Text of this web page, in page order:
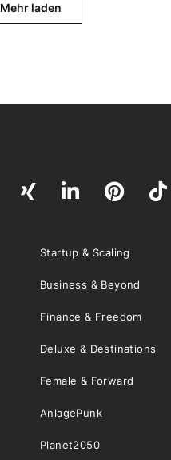
Mehr laden
Startup & Scaling
Business & Beyond
Finance & Freedom
Deluxe & Destinations
Female & Forward
AnlagePunk
Planet2050